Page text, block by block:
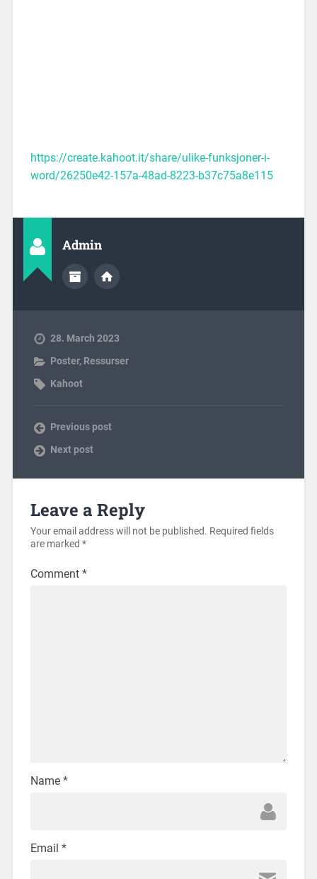
https://create.kahoot.it/share/ulike-funksjoner-i-
word/26250e42-157a-48ad-8223-b37c75a8e115
Admin
28. March 2023
Poster, Ressurser
Kahoot
Previous post
Next post
Leave a Reply
Your email address will not be published. Required fields
are marked *
Comment *
Name *
Email *